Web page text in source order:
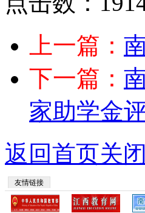
上一篇：
下一篇：
家助学金
返回首页关
友情链接